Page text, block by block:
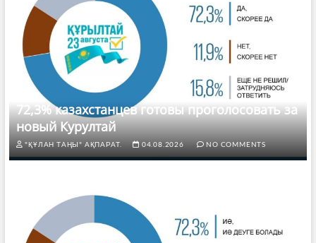
72,3% казахстанцев готовы проголосовать за
новый Курултай
"ҚҰЛАН ТАҢЫ" АҚПАРАТ. 04.08.2026 NO COMMENTS